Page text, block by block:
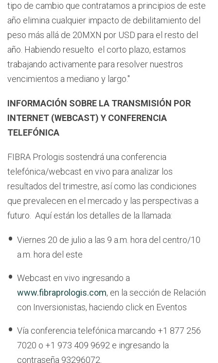
tipo de cambio que contratamos a principios de este
año elimina cualquier impacto de debilitamiento del
peso más allá de 20MXN por USD para el resto del
año. Habiendo resuelto el corto plazo, estamos
trabajando activamente para resolver nuestros
vencimientos a mediano y largo."
INFORMACIÓN SOBRE LA TRANSMISIÓN POR
INTERNET (WEBCAST) Y CONFERENCIA
TELEFÓNICA
FIBRA Prologis sostendrá una conferencia
telefónica/webcast en vivo para analizar los
resultados del trimestre, así como las condiciones
que prevalecen en el mercado y las perspectivas a
futuro. Aquí están los detalles de la llamada:
Viernes 20 de julio a las 9 a.m. hora del centro/10
a.m. hora del este
Webcast en vivo ingresando a
www.fibraprologis.com, en la sección de Relación
con Inversionistas, haciendo click en Eventos
Vía conferencia telefónica marcando +1 877 256
7020 o +1 973 409 9692 e ingresando la
contraseña 93296072.